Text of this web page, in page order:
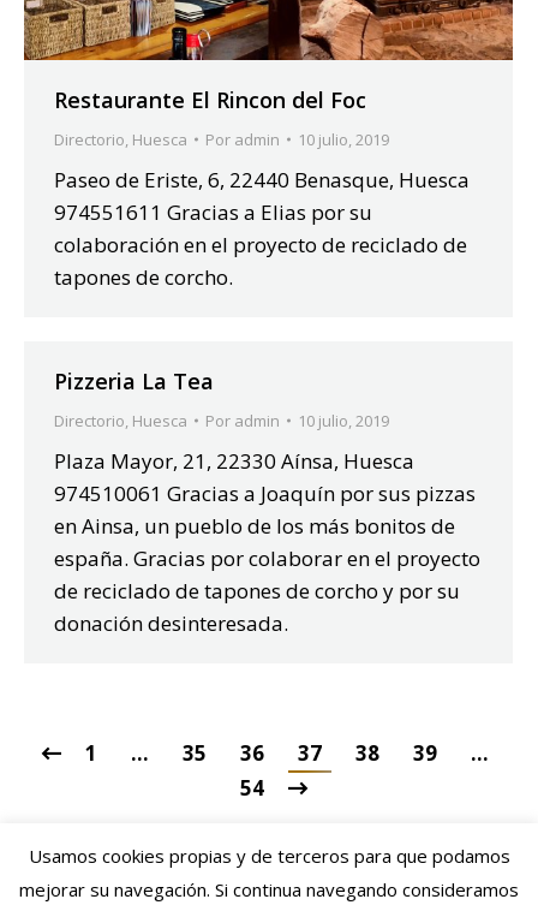
Restaurante El Rincon del Foc
Directorio, Huesca Por admin 10 julio, 2019
Paseo de Eriste, 6, 22440 Benasque, Huesca
974551611 Gracias a Elias por su
colaboración en el proyecto de reciclado de
tapones de corcho.
Pizzeria La Tea
Directorio, Huesca Por admin 10 julio, 2019
Plaza Mayor, 21, 22330 Aínsa, Huesca
974510061 Gracias a Joaquín por sus pizzas
en Ainsa, un pueblo de los más bonitos de
españa. Gracias por colaborar en el proyecto
de reciclado de tapones de corcho y por su
donación desinteresada.
1 … 35 36 37 38 39
…
54
Dream-Theme — trulypremium WordPress themes
Usamos cookies propias y de terceros para que podamos
mejorar su navegación. Si continua navegando consideramos